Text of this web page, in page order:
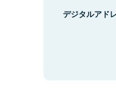
デジタルアド